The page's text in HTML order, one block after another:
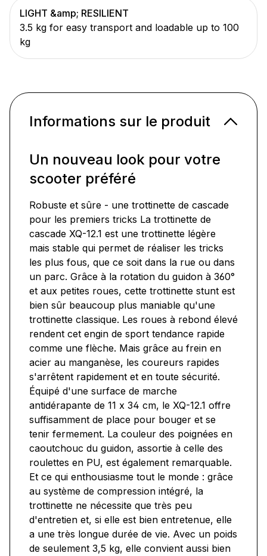
LIGHT &amp; RESILIENT
3.5 kg for easy transport and loadable up to 100
kg
Informations sur le produit
Un nouveau look pour votre
scooter préféré
Robuste et sûre - une trottinette de cascade
pour les premiers tricks La trottinette de
cascade XQ-12.1 est une trottinette légère
mais stable qui permet de réaliser les tricks
les plus fous, que ce soit dans la rue ou dans
un parc. Grâce à la rotation du guidon à 360°
et aux petites roues, cette trottinette stunt est
bien sûr beaucoup plus maniable qu'une
trottinette classique. Les roues à rebond élevé
rendent cet engin de sport tendance rapide
comme une flèche. Mais grâce au frein en
acier au manganèse, les coureurs rapides
s'arrêtent rapidement et en toute sécurité.
Équipé d'une surface de marche
antidérapante de 11 x 34 cm, le XQ-12.1 offre
suffisamment de place pour bouger et se
tenir fermement. La couleur des poignées en
caoutchouc du guidon, assortie à celle des
roulettes en PU, est également remarquable.
Et ce qui enthousiasme tout le monde : grâce
au système de compression intégré, la
trottinette ne nécessite que très peu
d'entretien et, si elle est bien entretenue, elle
a une très longue durée de vie. Avec un poids
de seulement 3,5 kg, elle convient aussi bien